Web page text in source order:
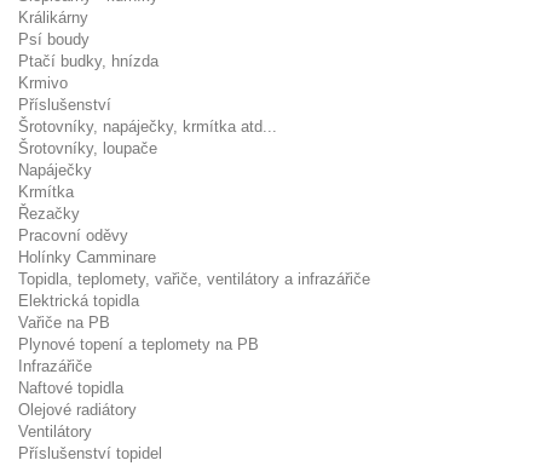
Králikárny
Psí boudy
Ptačí budky, hnízda
Krmivo
Příslušenství
Šrotovníky, napáječky, krmítka atd...
Šrotovníky, loupače
Napáječky
Krmítka
Řezačky
Pracovní oděvy
Holínky Camminare
Topidla, teplomety, vařiče, ventilátory a infrazářiče
Elektrická topidla
Vařiče na PB
Plynové topení a teplomety na PB
Infrazářiče
Naftové topidla
Olejové radiátory
Ventilátory
Příslušenství topidel